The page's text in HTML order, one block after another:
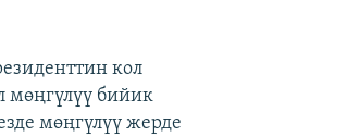
кол
мөңгүлүү бийик
мөңгүлүү жерде